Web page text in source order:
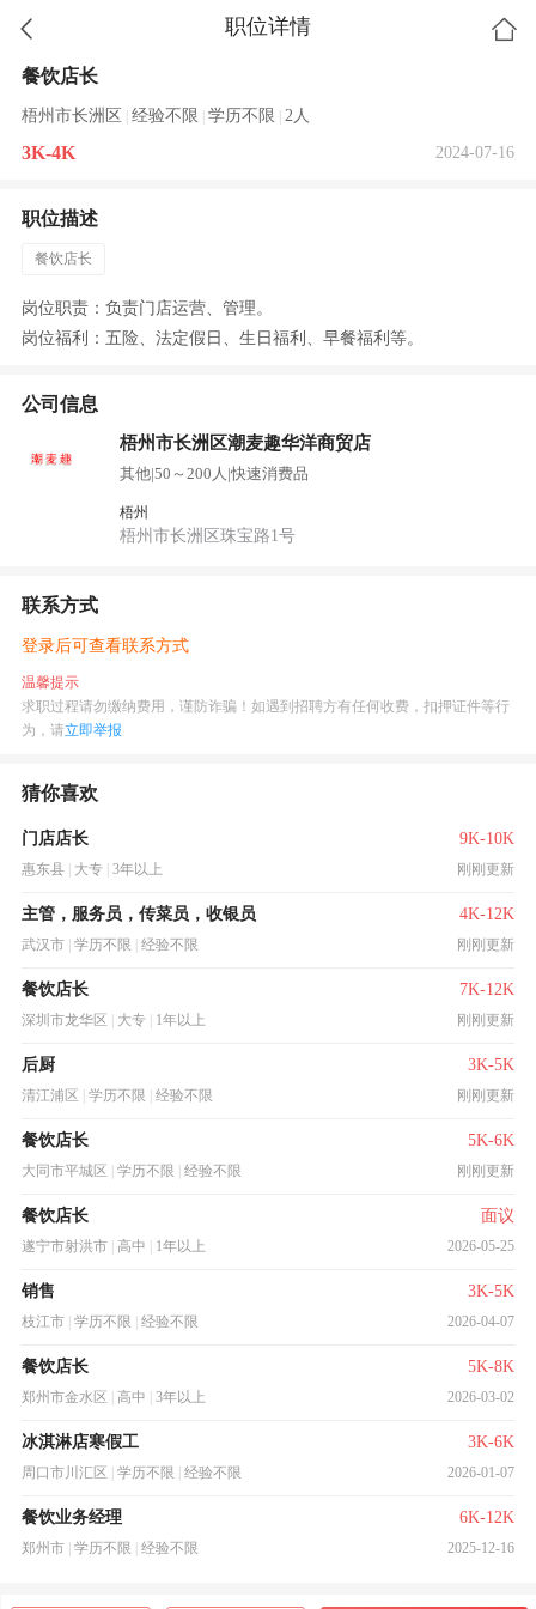
职位详情
餐饮店长
梧州市长洲区 经验不限 学历不限 2人
3K-4K 2024-07-16
职位描述
餐饮店长
岗位职责：负责门店运营、管理。
岗位福利：五险、法定假日、生日福利、早餐福利等。
公司信息
梧州市长洲区潮麦趣华洋商贸店
其他|50～200人 |快速消费品
梧州
梧州市长洲区珠宝路1号
联系方式
登录后可查看联系方式
温馨提示
求职过程请勿缴纳费用，谨防诈骗！如遇到招聘方有任何收费，扣押证件等行
为，请立即举报
猜你喜欢
门店店长 9K-10K
惠东县 大专 3年以上 刚刚更新
主管，服务员，传菜员，收银员 4K-12K
武汉市 学历不限 经验不限 刚刚更新
餐饮店长 7K-12K
深圳市龙华区 大专 1年以上 刚刚更新
后厨 3K-5K
清江浦区 学历不限 经验不限 刚刚更新
餐饮店长 5K-6K
大同市平城区 学历不限 经验不限 刚刚更新
餐饮店长 面议
遂宁市射洪市 高中 1年以上 2026-05-25
销售 3K-5K
枝江市 学历不限 经验不限 2026-04-07
餐饮店长 5K-8K
郑州市金水区 高中 3年以上 2026-03-02
冰淇淋店寒假工 3K-6K
周口市川汇区 学历不限 经验不限 2026-01-07
餐饮业务经理 6K-12K
郑州市 学历不限 经验不限 2025-12-16